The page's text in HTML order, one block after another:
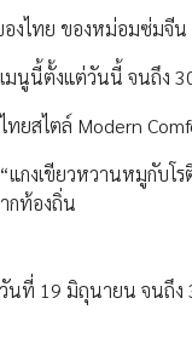
องไทย ของหม่อมซ่มจี
เมนูนี้ตั้งแต่วันนี้ จนถึง
ทยสไตล์ Modern
กงเขียวหวานหมูกับโ
กท้องถิ่น
นที่ 19 มิถุนายน จนถึง